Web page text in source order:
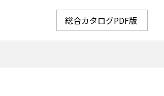
総合カタログPDF版